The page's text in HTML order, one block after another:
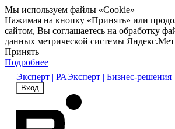
Мы используем файлы «Cookie»
Нажимая на кнопку «Принять» или
сайтом, Вы соглашаетесь на обработку
данных метрической системы
Принять
Подробнее
Эксперт | РАЭксперт | Бизнес-решения
Вход